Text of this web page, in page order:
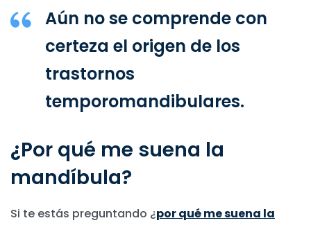
Aún no se comprende con
certeza el origen de los
trastornos
temporomandibulares.
¿Por qué me suena la
mandíbula?
Si te estás preguntando ¿por qué me suena la